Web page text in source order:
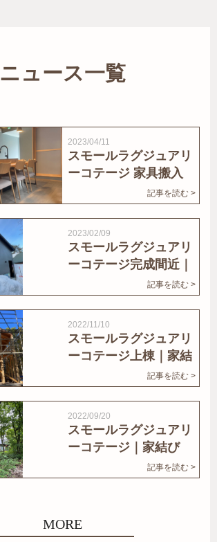
ニュース一覧
2023/04/11
スモールラグジュアリ
ーコテージ 家具搬入
記事を読む >
2023/02/09
スモールラグジュアリ
ーコテージ完成間近｜
記事を読む >
2022/11/10
スモールラグジュアリ
ーコテージ上棟｜家結
記事を読む >
2022/09/20
スモールラグジュアリ
ーコテージ｜家結び
記事を読む >
MORE